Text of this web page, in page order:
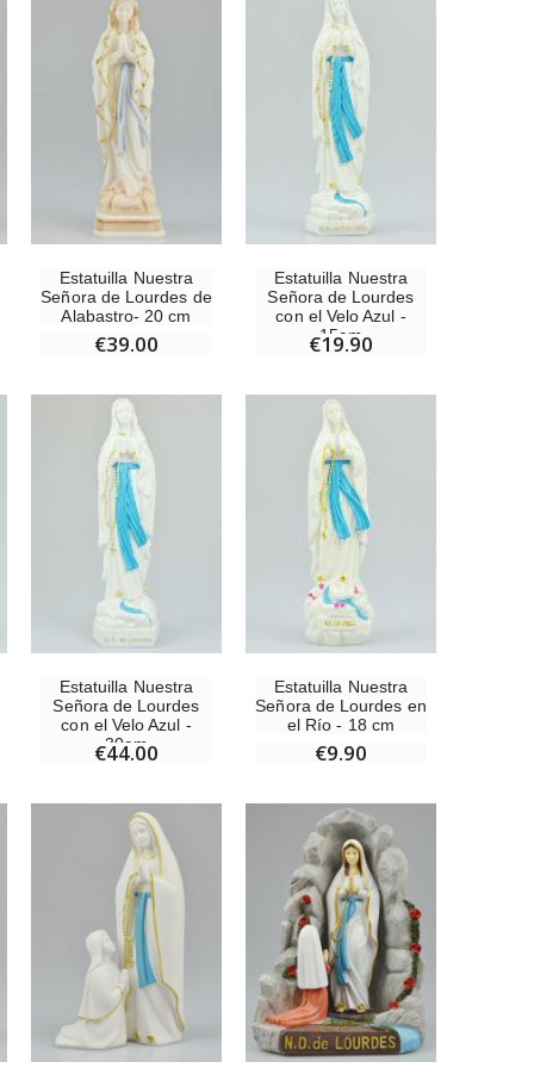
Estatuilla Nuestra
Señora de Lourdes de
Alabastro- 20 cm
€39.00
Estatuilla Nuestra
Señora de Lourdes
con el Velo Azul -
15cm
€19.90
Estatuilla Nuestra
Señora de Lourdes
con el Velo Azul -
30cm
€44.00
Estatuilla Nuestra
Señora de Lourdes en
el Río - 18 cm
€9.90
-10%
€15.00
€21.90
€12.90
€130.00
€2.50
€5.00